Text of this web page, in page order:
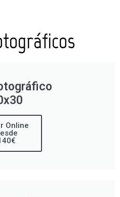
Online